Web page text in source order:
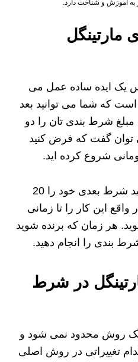
به آموزش و شناخت دارد.
مارتینگل
یک ایده ساده عمل می
که شما می توانید بعد
شرط بندی تان را دو
توان گفت که فرض کنید
در این زمان اگر بازنده شوید شرط بعدی خود را 20
این کار را تا زمانی
هر زمان که برنده شوید
بندی را انجام دهید.
در شرط
یک روش محدود نمی شود و
تغییراتی در روش اصلی